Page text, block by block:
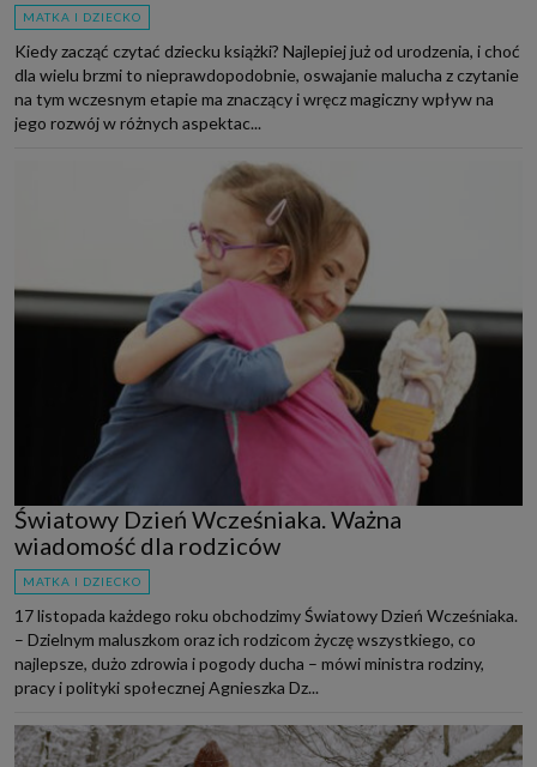
MATKA I DZIECKO
Kiedy zacząć czytać dziecku książki? Najlepiej już od urodzenia, i choć
dla wielu brzmi to nieprawdopodobnie, oswajanie malucha z czytanie
na tym wczesnym etapie ma znaczący i wręcz magiczny wpływ na
jego rozwój w różnych aspektac...
Światowy Dzień Wcześniaka. Ważna
wiadomość dla rodziców
MATKA I DZIECKO
17 listopada każdego roku obchodzimy Światowy Dzień Wcześniaka.
– Dzielnym maluszkom oraz ich rodzicom życzę wszystkiego, co
najlepsze, dużo zdrowia i pogody ducha – mówi ministra rodziny,
pracy i polityki społecznej Agnieszka Dz...